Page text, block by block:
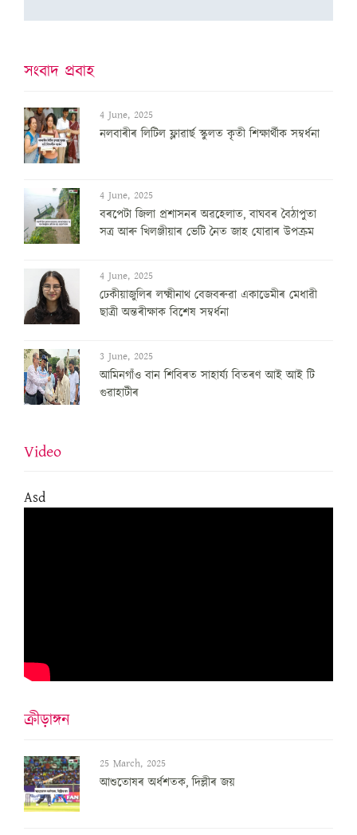
সংবাদ প্ৰবাহ
4 June, 2025
নলবাৰীৰ লিটিল ফ্লাৱাৰ্ছ স্কুলত কৃতী শিক্ষাৰ্থীক সম্বৰ্ধনা
4 June, 2025
বৰপেটা জিলা প্ৰশাসনৰ অৱহেলাত, বাঘবৰ বৈঠাপুতা
সত্ৰ আৰু খিলঞ্জীয়াৰ ভেটি নৈত জাহ যোৱাৰ উপক্ৰম
4 June, 2025
ঢেকীয়াজুলিৰ লক্ষ্মীনাথ বেজবৰুৱা একাডেমীৰ মেধাৱী
ছাত্ৰী অন্তৰীক্ষাক বিশেষ সম্বৰ্ধনা
3 June, 2025
আমিনগাঁও বান শিবিৰত সাহাৰ্য্য বিতৰণ আই আই টি
গুৱাহাটীৰ
Video
Asd
ক্ৰীড়াঙ্গন
25 March, 2025
আশুতোষৰ অৰ্ধশতক, দিল্লীৰ জয়